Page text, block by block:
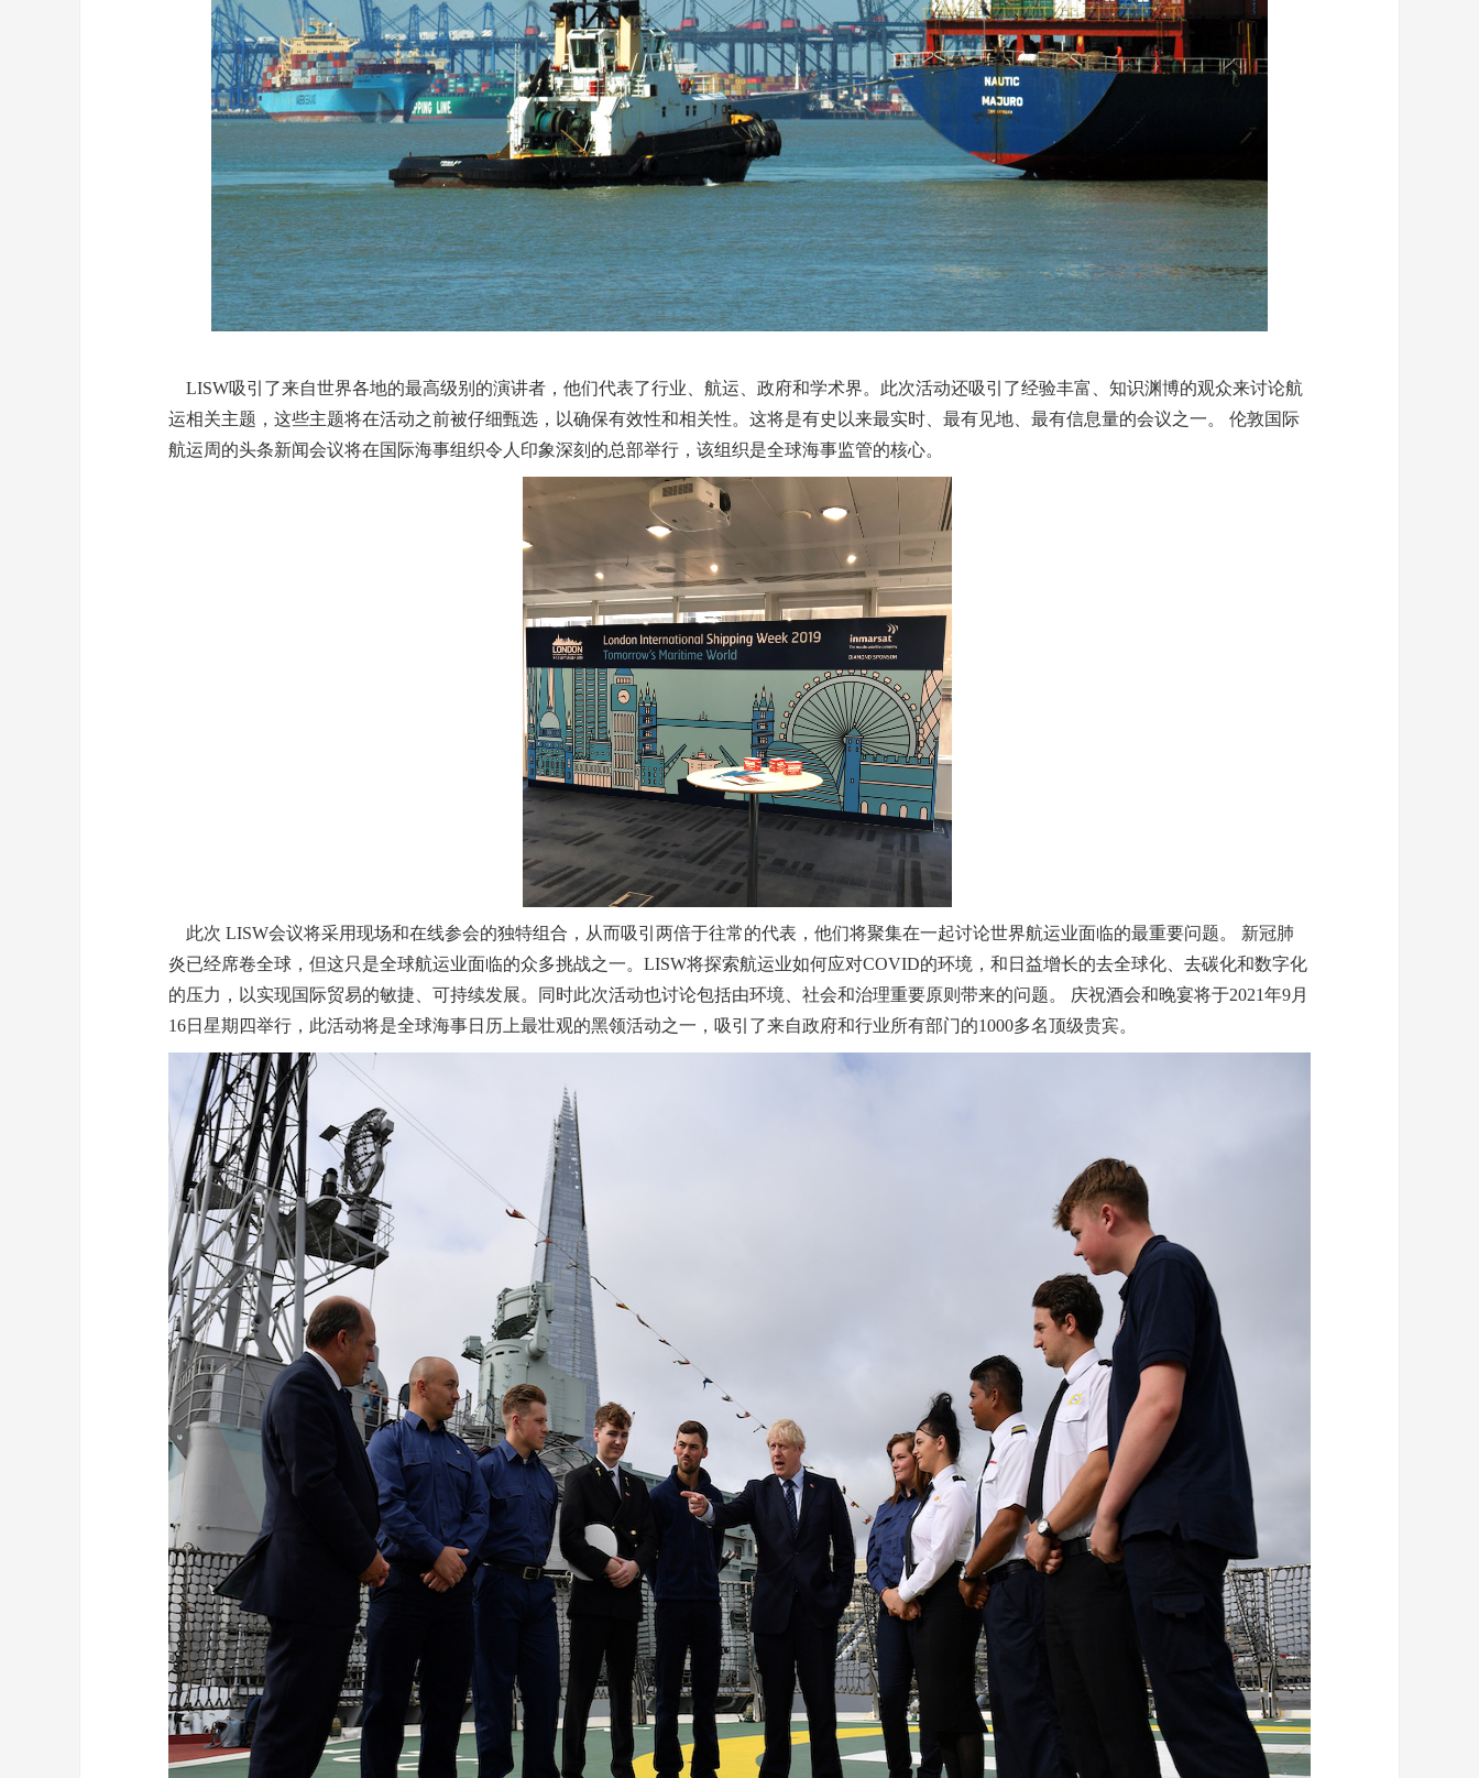
LISW吸引了来自世界各地的最高级别的演讲者，他们代表了行业、航运、政府和学术界。此次活动还吸引了经验丰富、知识渊博的观众来讨论航
运相关主题，这些主题将在活动之前被仔细甄选，以确保有效性和相关性。这将是有史以来最实时、最有见地、最有信息量的会议之一。 伦敦国际
航运周的头条新闻会议将在国际海事组织令人印象深刻的总部举行，该组织是全球海事监管的核心。
此次 LISW会议将采用现场和在线参会的独特组合，从而吸引两倍于往常的代表，他们将聚集在一起讨论世界航运业面临的最重要问题。
新冠肺
炎已经席卷全球，但这只是全球航运业面临的众多挑战之一。LISW将探索航运业如何应对COVID的环境，和日益增长的去全球化、去碳化和数字化
的压力，以实现国际贸易的敏捷、可持续发展。同时此次活动也讨论包括由环境、社会和治理重要原则带来的问题。 庆祝酒会和晚宴将于2021年9月
16日星期四举行，此活动将是全球海事日历上最壮观的黑领活动之一，吸引了来自政府和行业所有部门的1000多名顶级贵宾。